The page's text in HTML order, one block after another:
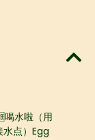
喝水啦​（用
点）Egg